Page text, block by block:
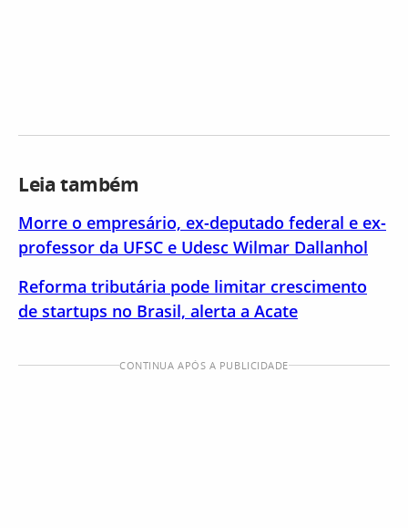
Leia também
Morre o empresário, ex-deputado federal e ex-
professor da UFSC e Udesc Wilmar Dallanhol
Reforma tributária pode limitar crescimento
de startups no Brasil, alerta a Acate
CONTINUA APÓS A PUBLICIDADE